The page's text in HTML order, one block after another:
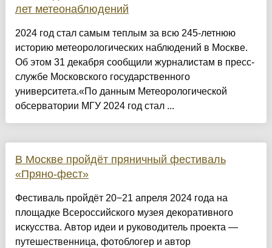
лет метеонаблюдений
2024 год стал самым теплым за всю 245-летнюю
историю метеорологических наблюдений в Москве.
Об этом 31 декабря сообщили журналистам в пресс-
службе Московского государственного
университета.«По данным Метеорологической
обсерватории МГУ 2024 год стал ...
В Москве пройдёт пряничный фестиваль
«Пряно-фест»
Фестиваль пройдёт 20−21 апреля 2024 года на
площадке Всероссийского музея декоративного
искусства. Автор идеи и руководитель проекта —
путешественница, фотоблогер и автор